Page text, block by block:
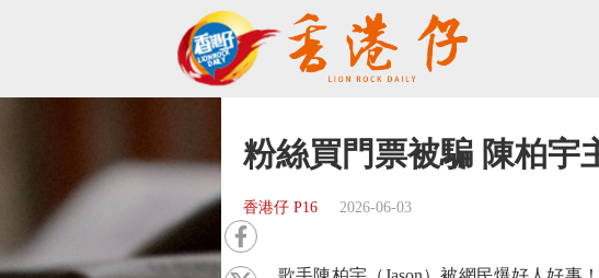
粉絲買門票被騙 陳柏宇
香港仔 P16 2026-06-03